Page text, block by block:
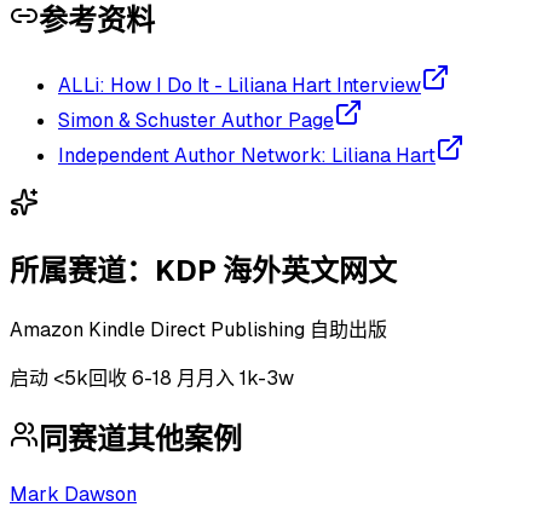
参考资料
ALLi: How I Do It - Liliana Hart Interview
Simon & Schuster Author Page
Independent Author Network: Liliana Hart
所属赛道： KDP 海外英文网文
Amazon Kindle Direct Publishing 自助出版
启动 <5k回收6-18 月 月入 1k-3w
同赛道其他案例
Mark Dawson